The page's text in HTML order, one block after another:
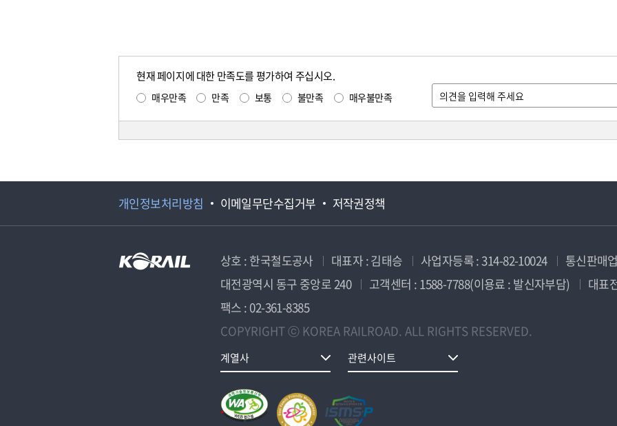
현재 페이지에 대한 만족도를 평가하여 주십시오.
매우만족 만족 보통 불만족 매우불만족
개인정보처리방침 이메일무단수집거부 저작권정책
상호 : 한국철도공사 대표자 : 김태승 사업자등록 : 314-82-10024
통신판매
대전광역시 동구 중앙로 240
고객센터 : 1588-7788(이용료 : 발신자부담)
대표
팩스 : 02-361-8385
COPYRIGHT ⓒ KOREA RAILROAD. ALL RIGHTS RESERVED.
계열사 관련사이트